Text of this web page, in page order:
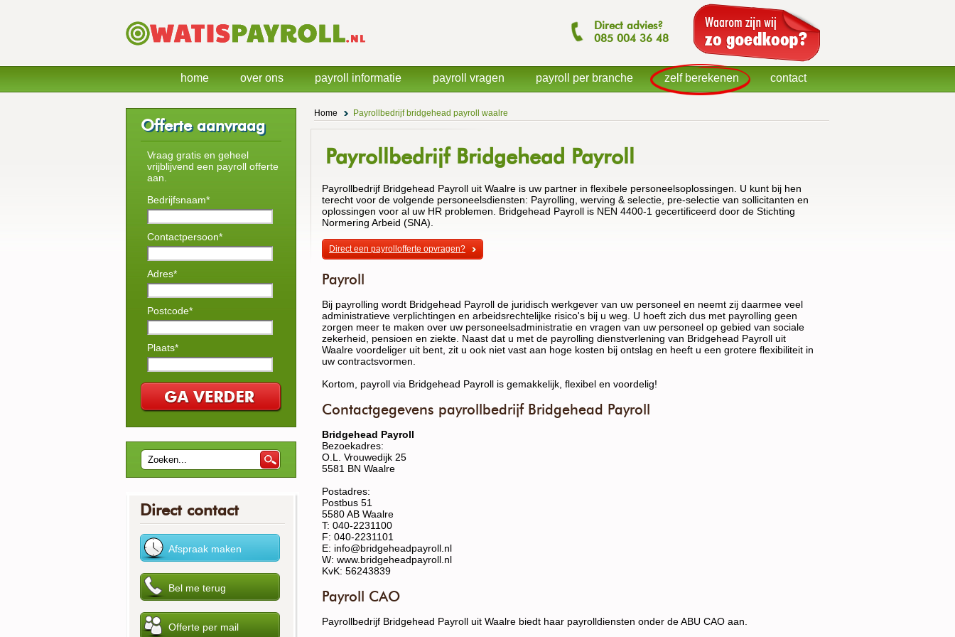
Direct advies?
085 004 36 48
Home Payrollbedrijf bridgehead payroll waalre
Payrollbedrijf Bridgehead Payroll
Payrollbedrijf Bridgehead Payroll uit Waalre is uw partner in flexibele personeelsoplossingen. U kunt bij hen
terecht voor de volgende personeelsdiensten: Payrolling, werving & selectie, pre-selectie van sollicitanten en
oplossingen voor al uw HR problemen. Bridgehead Payroll is NEN 4400-1 gecertificeerd door de Stichting
Normering Arbeid (SNA).
Direct een payrollofferte opvragen?
Payroll
Bij payrolling wordt Bridgehead Payroll de juridisch werkgever van uw personeel en neemt zij daarmee veel
administratieve verplichtingen en arbeidsrechtelijke risico's bij u weg. U hoeft zich dus met payrolling geen
zorgen meer te maken over uw personeelsadministratie en vragen van uw personeel op gebied van sociale
zekerheid, pensioen en ziekte. Naast dat u met de payrolling dienstverlening van Bridgehead Payroll uit
Waalre voordeliger uit bent, zit u ook niet vast aan hoge kosten bij ontslag en heeft u een grotere flexibiliteit in
uw contractsvormen.
Kortom, payroll via Bridgehead Payroll is gemakkelijk, flexibel en voordelig!
Contactgegevens payrollbedrijf Bridgehead Payroll
Bridgehead Payroll
Bezoekadres:
O.L. Vrouwedijk 25
5581 BN Waalre
Postadres:
Postbus 51
5580 AB Waalre
T: 040-2231100
F: 040-2231101
E: info@bridgeheadpayroll.nl
W: www.bridgeheadpayroll.nl
KvK: 56243839
Payroll CAO
Payrollbedrijf Bridgehead Payroll uit Waalre biedt haar payrolldiensten onder de ABU CAO aan.
Offerte aanvraag
Vraag gratis en geheel
vrijblijvend een payroll offerte
aan.
Bedrijfsnaam*
Contactpersoon*
Adres*
Postcode*
Plaats*
Direct contact
home over ons payroll informatie payroll vragen payroll per branche zelf berekenen contact